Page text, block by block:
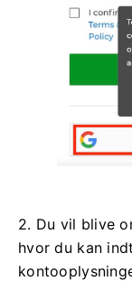
2. Du vil blive
hvor du kan